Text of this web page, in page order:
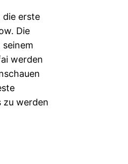
die erste
Die
werden
zu werden